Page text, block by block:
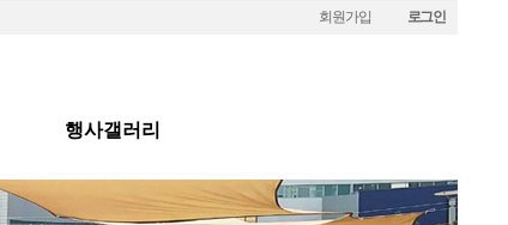
회원가입 로그인
행사갤러리